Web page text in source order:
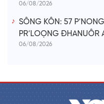
06/08/2026
SÔNG KÔN: 57
PR’LOỌNG ĐHANUÔR
06/08/2026